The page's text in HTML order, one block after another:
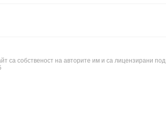
са собственост на авторите им и са лицензирани под